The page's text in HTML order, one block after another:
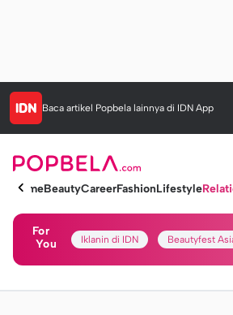
Baca artikel Popbela lainnya di IDN App
HomeBeautyCareerFashionLifestyle
For
You
Iklanin di IDN Beautyfest